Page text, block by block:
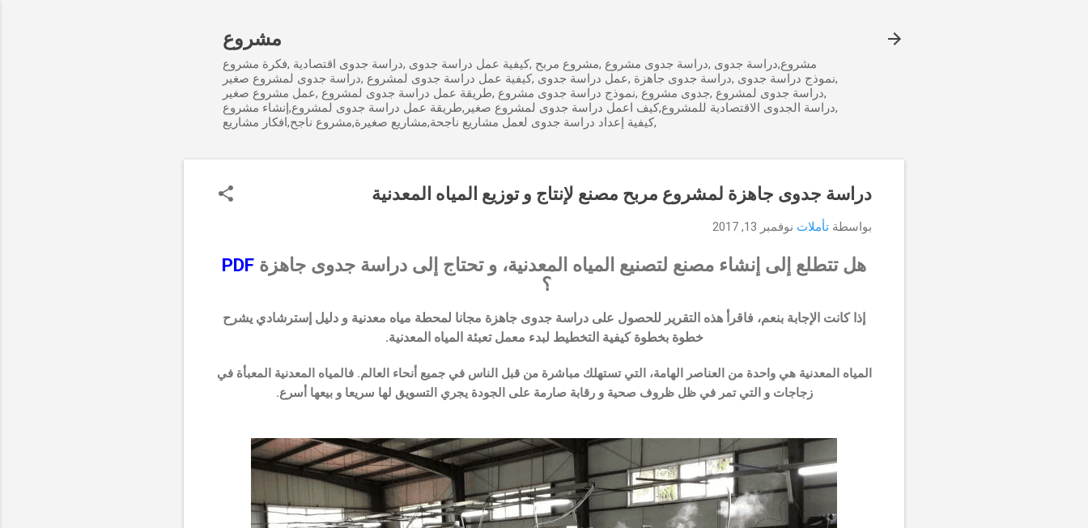
مشروع
مشروع,دراسة جدوى ,دراسة جدوى مشروع ,مشروع مربح ,كيفية عمل دراسة جدوى ,دراسة جدوى اقتصادية ,فكرة مشروع
,نموذج دراسة جدوى ,دراسة جدوى جاهزة ,عمل دراسة جدوى ,كيفية عمل دراسة جدوى لمشروع ,دراسة جدوى لمشروع صغير
,دراسة جدوى لمشروع ,جدوى مشروع ,نموذج دراسة جدوى مشروع ,طريقة عمل دراسة جدوى لمشروع ,عمل مشروع صغير
,دراسة الجدوى الاقتصادية للمشروع,كيف اعمل دراسة جدوى لمشروع صغير,طريقة عمل دراسة جدوى لمشروع,إنشاء مشروع
,كيفية إعداد دراسة جدوى لعمل مشاريع ناجحة,مشاريع صغيرة,مشروع ناجح,افكار مشاريع
دراسة جدوى جاهزة لمشروع مربح مصنع لإنتاج و توزيع المياه المعدنية
بواسطة تأملات نوفمبر 13, 2017
هل تتطلع إلى إنشاء مصنع لتصنيع المياه المعدنية، و تحتاج إلى دراسة جدوى جاهزة PDF
؟
إذا كانت الإجابة بنعم، فاقرأ هذه التقرير للحصول على دراسة جدوى جاهزة مجانا لمحطة مياه معدنية و دليل إسترشادي يشرح
خطوة بخطوة كيفية التخطيط لبدء معمل تعبئة المياه المعدنية.
المياه المعدنية هي واحدة من العناصر الهامة، التي تستهلك مباشرة من قبل الناس في جميع أنحاء العالم. فالمياه المعدنية المعبأة في
زجاجات و التي تمر في ظل ظروف صحية و رقابة صارمة على الجودة يجري التسويق لها سريعا و بيعها أسرع.